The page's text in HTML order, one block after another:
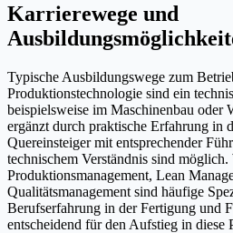
Karrierewege und
Typische Ausbildungswege zum
Produktionstechnologie sind ein
beispielsweise im Maschinenbau oder
ergänzt durch praktische Erfahrung in
Quereinsteiger mit entsprechender
technischem Verständnis sind
Produktionsmanagement, Lean
Qualitätsmanagement sind häufige
Berufserfahrung in der Fertigung und
entscheidend für den Aufstieg in diese